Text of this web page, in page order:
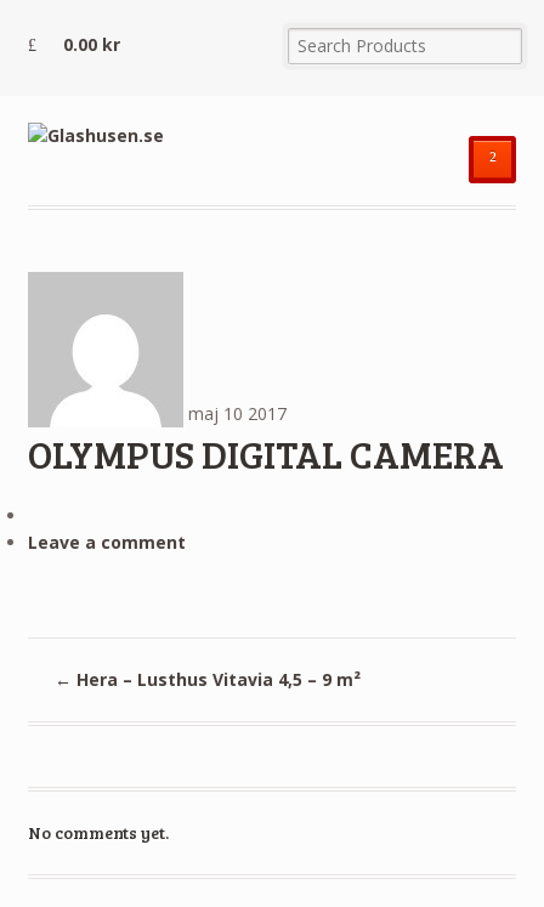
0.00 kr
²
maj 10 2017
OLYMPUS DIGITAL CAMERA
Leave a comment
← Hera – Lusthus Vitavia 4,5 – 9 m²
No comments yet.